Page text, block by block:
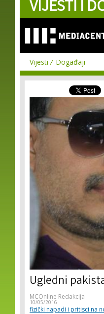
VIJESTI I
Vijesti Događaji
Ugledni
MCOnline Redakcija
10/05/2016
fizički napadi i pritisci na